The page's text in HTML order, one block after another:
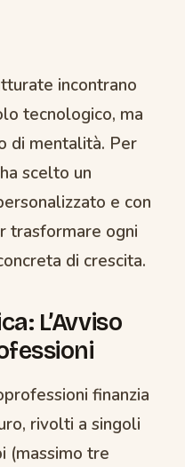
incontrano
tecnologico, ma
di mentalità. Per
scelto un
e con
trasformare ogni
di crescita.
L’Avviso
finanzia
rivolti a singoli
(massimo tre